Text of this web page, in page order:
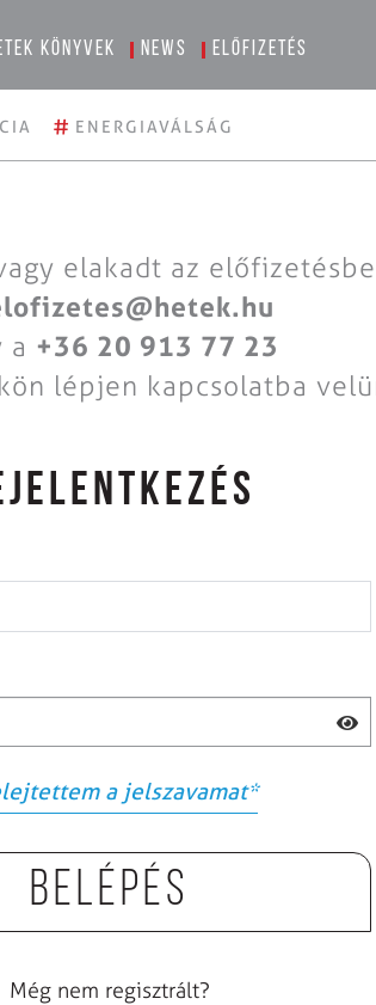
könyvek News Előfizetés
# ENERGIAVÁLSÁG
elakadt az
a +36 20 913 77 23
lépjen kapcsolatba
a jelszavamat*
Belépés
Még nem regisztrált?